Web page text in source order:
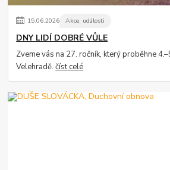
15.06.2026 Akce, události
DNY LIDÍ DOBRÉ VŮLE
Zveme vás na 27. ročník, který proběhne
Velehradě.číst celé